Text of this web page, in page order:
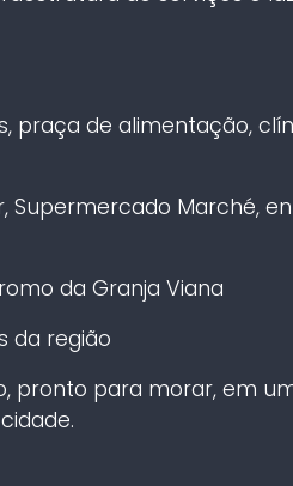
praça de alimentação,
Supermercado Marché,
da Granja Viana
da região
pronto para morar, em